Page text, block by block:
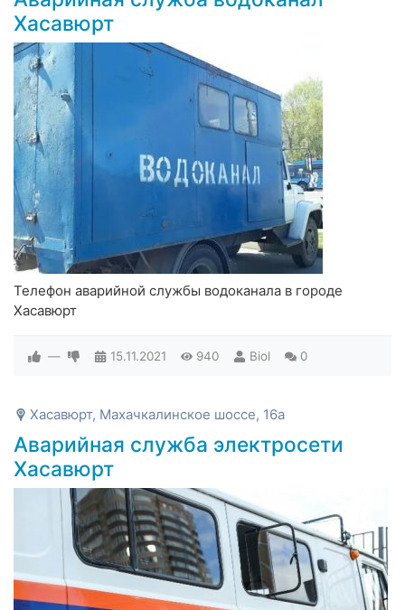
Хасавюрт
Телефон аварийной службы водоканала в городе
Хасавюрт
— 15.11.2021 940 Biol 0
Хасавюрт, Махачкалинское шоссе, 16а
Аварийная служба электросети
Хасавюрт